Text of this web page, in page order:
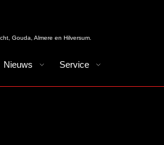
Gouda, Almere en Hilversum.
Nieuws Service